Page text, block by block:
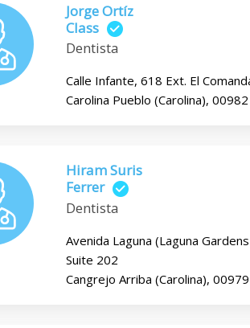
Jorge Ortíz
Class
Dentista
Calle Infante, 618 Ext. El
Carolina Pueblo (Carolina), 00982
Hiram Suris
Ferrer
Dentista
Avenida Laguna (Laguna
Suite 202
Cangrejo Arriba (Carolina), 00979